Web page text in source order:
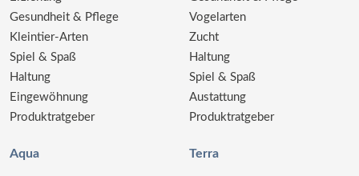
Gesundheit & Pflege
Kleintier-Arten
Spiel & Spaß
Haltung
Eingewöhnung
Produktratgeber
Vogelarten
Zucht
Haltung
Spiel & Spaß
Austattung
Produktratgeber
Aqua Terra